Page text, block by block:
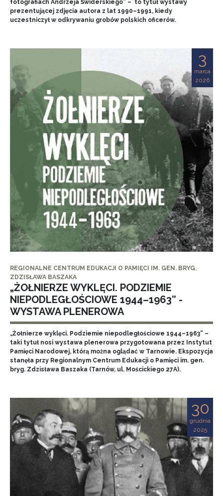
fotografiach Andrzeja Świderskiego” – to tytuł wystawy
prezentującej zdjęcia autora z lat 1990–1991, kiedy
uczestniczył w odkrywaniu grobów polskich oficerów.
3
marca
2026
REGIONALNE CENTRUM EDUKACJI O PAMIĘCI IM. GEN. BRYG.
ZDZISŁAWA BASZAKA
„ŻOŁNIERZE WYKLĘCI. PODZIEMIE
NIEPODLEGŁOŚCIOWE 1944–1963” -
WYSTAWA PLENEROWA
„Żołnierze wyklęci. Podziemie niepodległościowe 1944–1963” –
taki tytuł nosi wystawa plenerowa przygotowana przez Instytut
Pamięci Narodowej, którą można oglądać w Tarnowie. Ekspozycja
stanęła przy Regionalnym Centrum Edukacji o Pamięci im. gen.
bryg. Zdzisława Baszaka (Tarnów, ul. Mościckiego 27A).
30
grudnia
2025